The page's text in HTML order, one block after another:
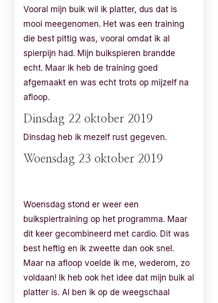
Vooral mijn buik wil ik platter, dus dat is
mooi meegenomen. Het was een training
die best pittig was, vooral omdat ik al
spierpijn had. Mijn buikspieren brandde
echt. Maar ik heb de training goed
afgemaakt en was echt trots op mijzelf na
afloop.
Dinsdag 22 oktober 2019
Dinsdag heb ik mezelf rust gegeven.
Woensdag 23 oktober 2019
Woensdag stond er weer een
buikspiertraining op het programma. Maar
dit keer gecombineerd met cardio. Dit was
best heftig en ik zweette dan ook snel.
Maar na afloop voelde ik me, wederom, zo
voldaan! Ik heb ook het idee dat mijn buik al
platter is. Al ben ik op de weegschaal